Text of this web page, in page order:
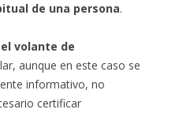
de una persona.
volante de
aunque en este caso se
informativo, no
certificar